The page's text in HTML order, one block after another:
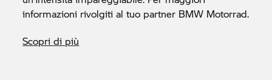
informazioni rivolgiti al tuo partner BMW Motorrad.
Scopri di più